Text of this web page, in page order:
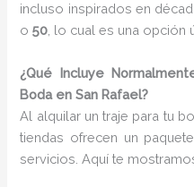
incluso inspirados en
o50 , lo cual es una opción
¿Qué Incluye
Boda en San Rafael?
Al alquilar un traje para tu
tiendas ofrecen un
servicios. Aquí te